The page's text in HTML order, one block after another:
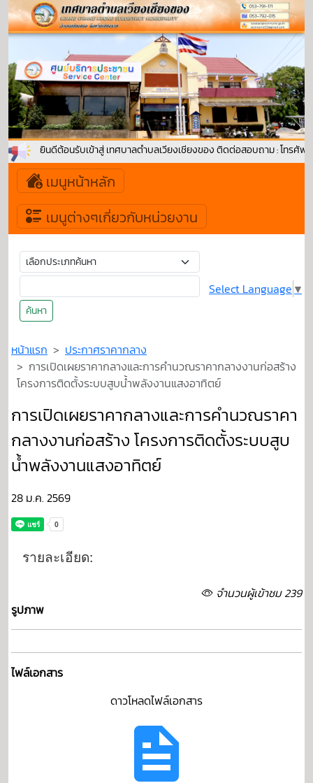
ยินดีต้อนรับเข้าสู่ เทศบาลตำบลเวียงเชียงของ ติดต่อสอบถาม : โทรศัพท์ :
เมนูหน้าหลัก
เมนูต่างๆเกี่ยวกับหน่วยงาน
ค้นหา
Select Language ▼
หน้าแรก
ประกาศราคากลาง
การเปิดเผยราคากลางและการคำนวณราคากลางงานก่อสร้าง
โครงการติดตั้งระบบสูบน้ำพลังงานแสงอาทิตย์
การเปิดเผยราคากลางและการคำนวณราคา
กลางงานก่อสร้าง โครงการติดตั้งระบบสูบ
น้ำพลังงานแสงอาทิตย์
28 ม.ค. 2569
รายละเอียด:
จำนวนผู้เข้าชม 239
รูปภาพ
ไฟล์เอกสาร
ดาวโหลดไฟล์เอกสาร